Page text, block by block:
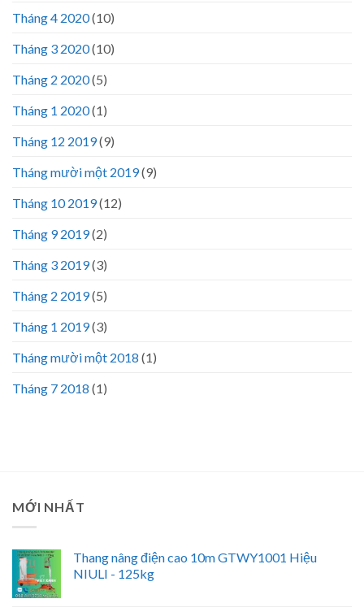
Tháng 4 2020(10)
Tháng 3 2020(10)
Tháng 2 2020(5)
Tháng 1 2020(1)
Tháng 12 2019(9)
Tháng mười một 2019(9)
Tháng 10 2019(12)
Tháng 9 2019(2)
Tháng 3 2019(3)
Tháng 2 2019(5)
Tháng 1 2019(3)
Tháng mười một 2018 (1)
Tháng 7 2018 (1)
MỚI NHẤT
Thang nâng điện cao 10m GTWY1001 Hiệu
NIULI - 125kg